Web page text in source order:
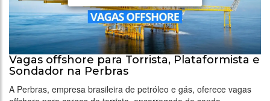
Vagas offshore para Torrista, Plataformista e
Sondador na Perbras
A Perbras, empresa brasileira de petróleo e gás, oferece vagas